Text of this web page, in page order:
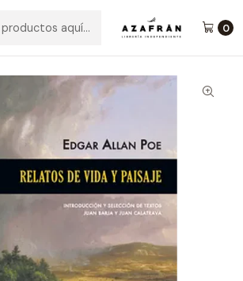
0
Narrativa
Relatos De Vida Y Paisaje